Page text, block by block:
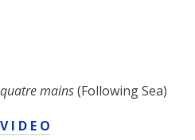
quatre mains(Following Sea)
V I D E O